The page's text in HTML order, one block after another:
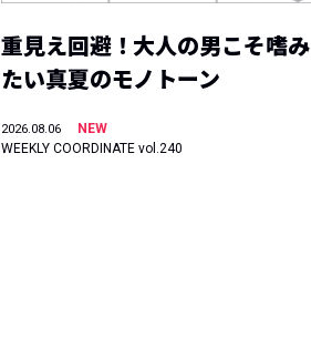
重見え回避！大人の男こそ嗜み
たい真夏のモノトーン
2026.08.06
NEW
WEEKLY COORDINATE vol.240